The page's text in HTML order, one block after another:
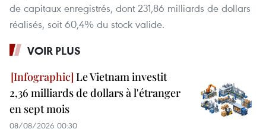
de capitaux enregistrés, dont 231,86 milliards de dollars
réalisés, soit 60,4% du stock valide.
VOIR PLUS
Le Vietnam investit
2,36 milliards de dollars à l'étranger
en sept mois
08/08/2026 00:30